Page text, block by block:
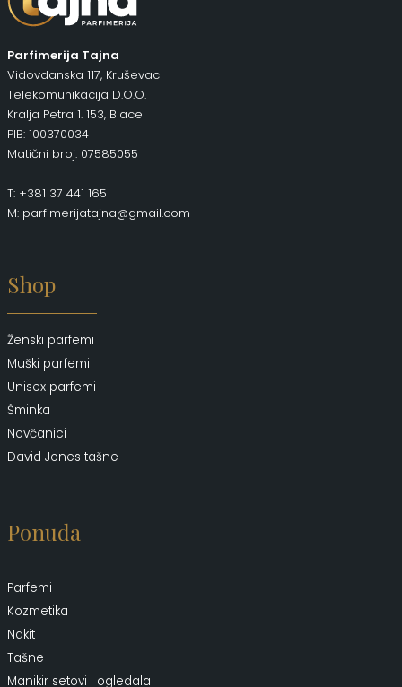
Parfimerija Tajna
Vidovdanska 117, Kruševac
Telekomunikacija D.O.O.
Kralja Petra 1. 153, Blace
PIB: 100370034
Matični broj: 07585055
T: +381 37 441 165
M: parfimerijatajna@gmail.com
Shop
Ženski parfemi
Muški parfemi
Unisex parfemi
Šminka
Novčanici
David Jones tašne
Ponuda
Parfemi
Kozmetika
Nakit
Tašne
Manikir setovi i ogledala